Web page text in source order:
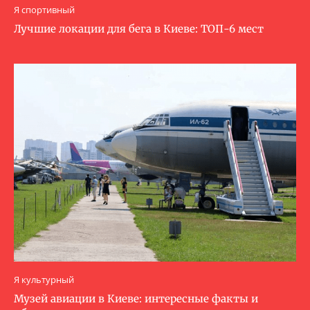
Я спортивный
Лучшие локации для бега в Киеве: ТОП-6 мест
Я культурный
Музей авиации в Киеве: интересные факты и